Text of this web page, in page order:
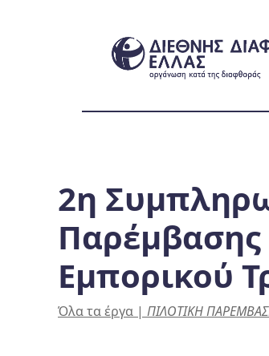
2η
Παρέμβασης
Εμπορικού
Όλα τα έργα | ΠΙΛΟΤΙΚΗ